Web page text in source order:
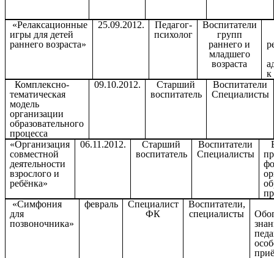
«Релаксационные
игры для детей
раннего возраста»
25.09.2012.
Педагог-
психолог
Воспитатели
групп
раннего и
младшего
возраста
к
Комплексно-
тематическая
модель
организации
образовательного
процесса
09.10.2012.
Старший
воспитатель
Воспитатели
Специалисты
«Организация
совместной
деятельности
взрослого и
ребёнка»
06.11.2012.
Старший
воспитатель
Воспитатели
Специалисты
«Симфония
для
позвоночника»
февраль
Специалист
ФК
Воспитатели,
специалисты